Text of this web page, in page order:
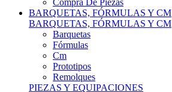
BARQUETAS, FÓRMULAS Y CM
Barquetas
Fórmulas
Cm
Prototipos
Remolques
PIEZAS Y EQUIPACIONES
Mecánica